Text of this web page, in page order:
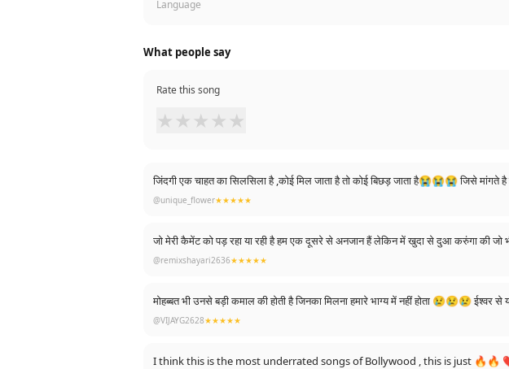
Language
What people say
Rate this song
★ ★ ★ ★ ★
@unique_flower★★★★★
जो मेरी कैमेंट को पड़ रहा या रही है हम एक दूसरे से अनजान हैं लेकिन में खुदा से दुआ करुंगा की जो भी
@remixshayari2636★★★★★
मोहब्बत भी उनसे बड़ी कमाल की होती है जिनका मिलना हमारे भाग्य में नहीं होता 😢😢😢 ईश्वर से
@VIJAYG2628★★★★★
I think this is the most underrated songs of Bollywood , this is just 🔥🔥